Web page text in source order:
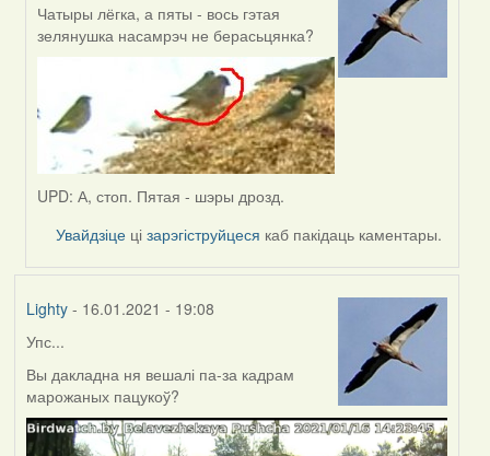
In
reply
Peregrinus
Чатыры лёгка, а пяты - вось гэтая
зелянушка насамрэч не берасьцянка?
UPD: А, стоп. Пятая - шэры дрозд.
Увайдзіце цізарэгіструйцеся каб пакідаць каментары.
Lighty- 16.01.2021 - 19:08
Упс...
Вы дакладна ня вешалі па-за кадрам
марожаных пацукоў?